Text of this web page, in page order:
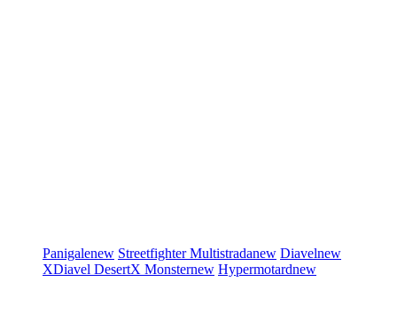
Panigalenew StreetfighterMultistradanew Diavelnew
XDiavel DesertX Monsternew Hypermotardnew